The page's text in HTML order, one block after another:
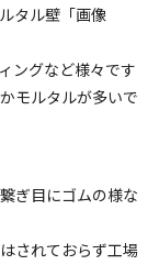
タル壁「画像
ングなど様々です
モルタルが多いで
ぎ目にゴムの様な
されておらず工場